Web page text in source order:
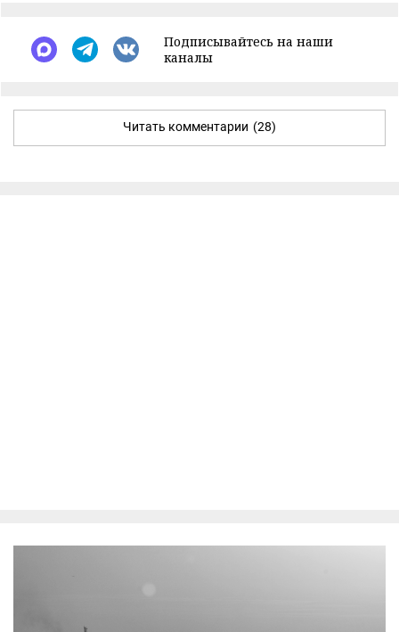
Подписывайтесь на наши
каналы
Читать комментарии (28)